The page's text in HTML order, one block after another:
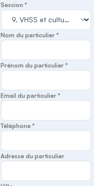
Session *
Nom du particulier *
Prénom du particulier *
Email du particulier *
Téléphone *
Adresse du particulier